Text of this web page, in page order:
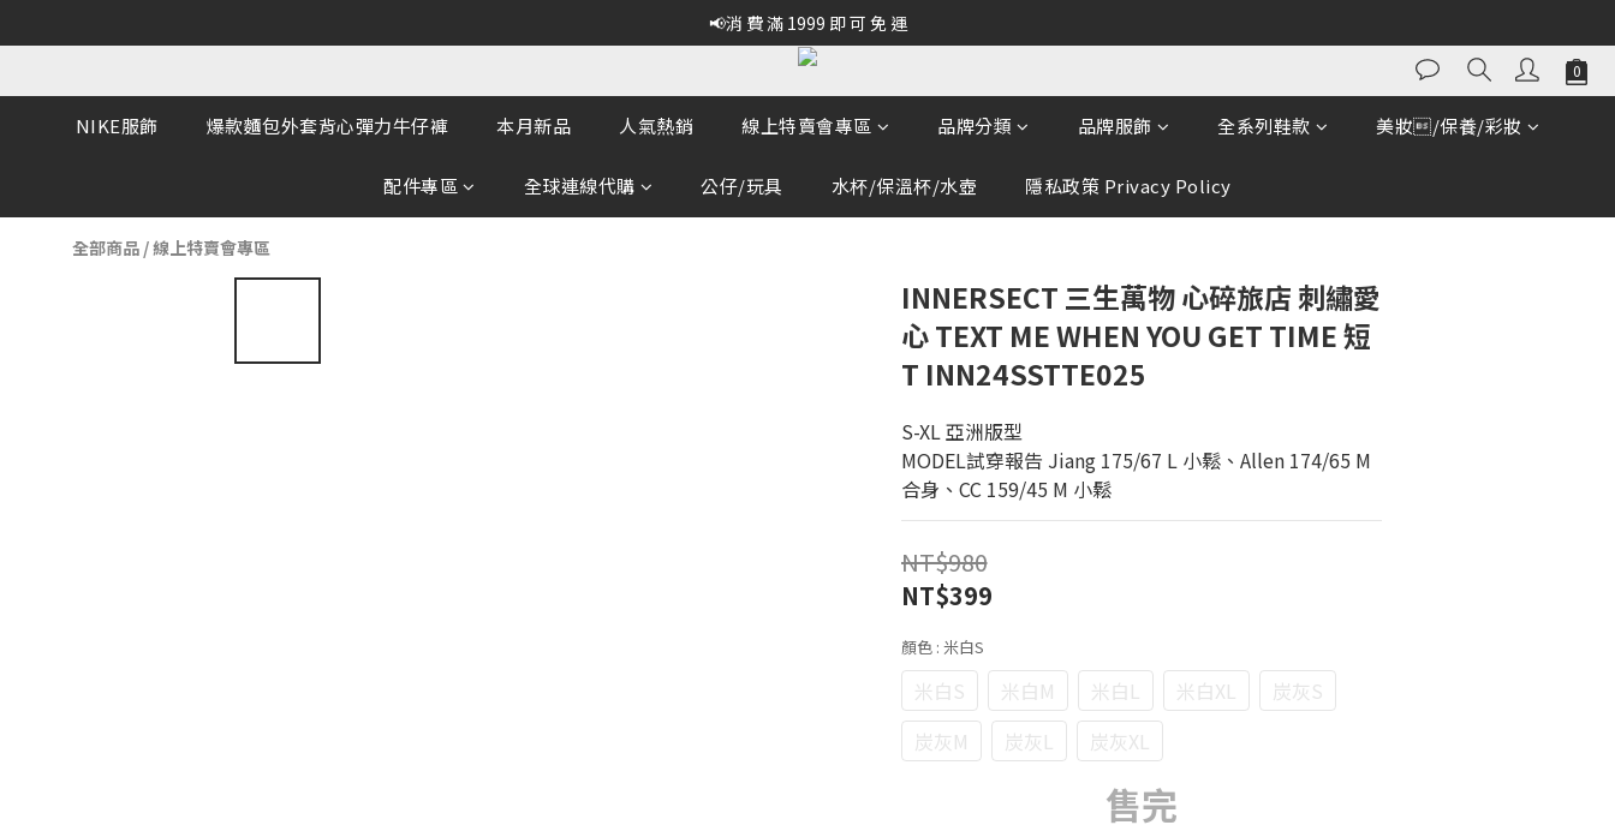
📢消 費 滿 1999 即 可 免 運
NIKE服飾 爆款麵包外套背心彈力牛仔褲 本月新品 人氣熱銷 線上特賣會專區 品牌分類 品牌服飾 全系列鞋款 美妝/保養/彩妝
配件專區 全球連線代購 公仔/玩具 水杯/保溫杯/水壺 隱私政策 Privacy Policy
全部商品 /線上特賣會專區
INNERSECT 三生萬物 心碎旅店 刺繡愛
心 TEXT ME WHEN YOU GET TIME 短
T INN24SSTTE025
S-XL 亞洲版型
MODEL試穿報告 Jiang 175/67 L 小鬆、Allen 174/65 M
合身、CC 159/45 M 小鬆
NT$980
NT$399
顏色 : 米白S
米白S 米白M 米白L 米白XL
炭灰S
炭灰M
炭灰L 炭灰XL
售完